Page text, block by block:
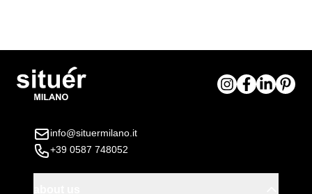
info@situermilano.it
+39 0587 748052